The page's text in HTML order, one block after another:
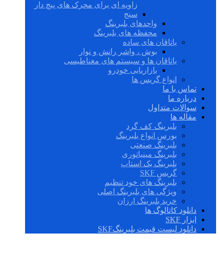
زاویه ای برای محرک های پیچ دار
سنج
واحدهای بلبرینگ
محفظه های بلبرینگ
یاتاقان های ساده
بوش ، واشر رانش و نوار
یاتاقان ها و سیستم های مغناطیسی
بازاریابی خودرو
انواع گریس ها
تماس با ما
درباره ما
سوالات متداول
مقاله ها
بلبرینگ کف گرد
بورس انواع بلبرینگ
بلبرینگ صنعتی
بلبرینگ مینیاتوری
بلبرینگ بک استاپ
گریس SKF
بلبرینگ های خود تنظیم
ویژگی های بلبرینگ اصلی
خرید بلبرینگ ارزان
دانلود کاتالوگ ها
ابزار SKF
دانلود لیست قیمت بلبرینگSKF